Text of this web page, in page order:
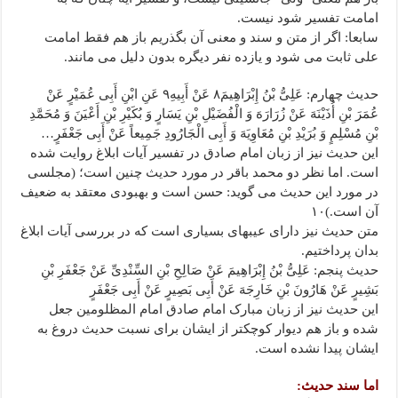
امامت تفسیر شود نیست.
سابعا: اگر از متن و سند و معنی آن بگذریم باز هم فقط امامت
علی ثابت می شود و یازده نفر دیگره بدون دلیل می مانند.
حدیث چهارم: عَلِیُّ بْنُ إِبْرَاهِیمَ۸ عَنْ أَبِیهِ۹ عَنِ ابْنِ أَبِی عُمَیْرٍ عَنْ
عُمَرَ بْنِ أُذَیْنَهَ عَنْ زُرَارَهَ وَ الْفُضَیْلِ بْنِ یَسَارٍ وَ بُکَیْرِ بْنِ أَعْیَنَ وَ مُحَمَّدِ
بْنِ مُسْلِمٍ وَ بُرَیْدِ بْنِ مُعَاوِیَهَ وَ أَبِی الْجَارُودِ جَمِیعاً عَنْ أَبِی جَعْفَرٍ…
این حدیث نیز از زبان امام صادق در تفسیر آیات ابلاغ روایت شده
است. اما نظر دو محمد باقر در مورد حدیث چنین است؛ (مجلسی
در مورد این حدیث می گوید: حسن است و بهبودی معتقد به ضعیف
آن است.)۱۰
متن حدیث نیز دارای عیبهای بسیاری است که در بررسی آیات ابلاغ
بدان پرداختیم.
حدیث پنجم: عَلِیُّ بْنُ إِبْرَاهِیمَ عَنْ صَالِحِ بْنِ السِّنْدِیِّ عَنْ جَعْفَرِ بْنِ
بَشِیرٍ عَنْ هَارُونَ بْنِ خَارِجَهَ عَنْ أَبِی بَصِیرٍ عَنْ أَبِی جَعْفَرٍ
این حدیث نیز از زبان مبارک امام صادق امام المظلومین جعل
شده و باز هم دیوار کوچکتر از ایشان برای نسبت حدیث دروغ به
ایشان پیدا نشده است.
اما سند حدیث: